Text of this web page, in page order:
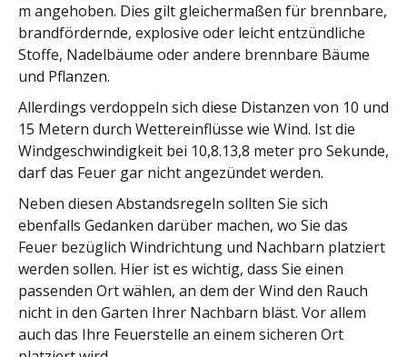
m angehoben. Dies gilt gleichermaßen für brennbare,
brandfördernde, explosive oder leicht entzündliche
Stoffe, Nadelbäume oder andere brennbare Bäume
und Pflanzen.
Allerdings verdoppeln sich diese Distanzen von 10 und
15 Metern durch Wettereinflüsse wie Wind. Ist die
Windgeschwindigkeit bei 10,8.13,8 meter pro Sekunde,
darf das Feuer gar nicht angezündet werden.
Neben diesen Abstandsregeln sollten Sie sich
ebenfalls Gedanken darüber machen, wo Sie das
Feuer bezüglich Windrichtung und Nachbarn platziert
werden sollen. Hier ist es wichtig, dass Sie einen
passenden Ort wählen, an dem der Wind den Rauch
nicht in den Garten Ihrer Nachbarn bläst. Vor allem
auch das Ihre Feuerstelle an einem sicheren Ort